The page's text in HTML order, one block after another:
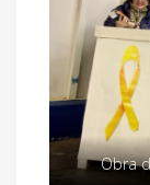
Obra